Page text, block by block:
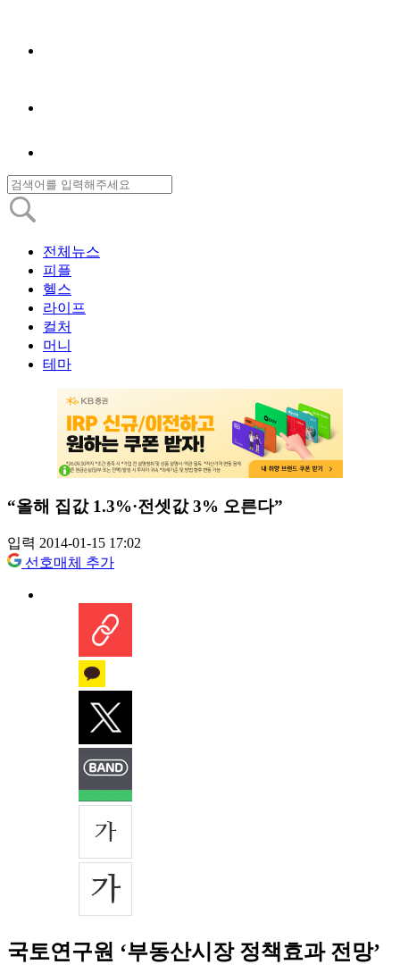
전체뉴스
피플
헬스
라이프
컬처
머니
테마
“올해 집값 1.3%·전셋값 3% 오른다”
입력 2014-01-15 17:02
선호매체 추가
국토연구원 ‘부동산시장 정책효과 전망’